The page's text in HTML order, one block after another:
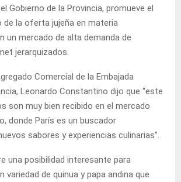
Gobierno de la Provincia, promueve el
la oferta jujeña en materia
un mercado de alta demanda de
jerarquizados.
Comercial de la Embajada
Leonardo Constantino dijo que “este
son muy bien recibido en el mercado
donde París es un buscador
sabores y experiencias culinarias”.
una posibilidad interesante para
variedad de quinua y papa andina que